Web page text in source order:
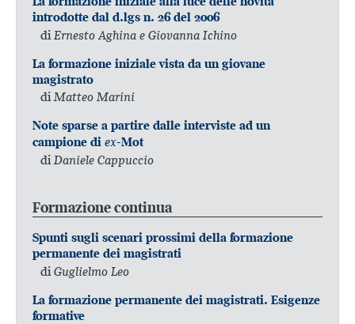
introdotte dal d.lgs n. 26 del 2006
di Ernesto Aghina e Giovanna Ichino
La formazione iniziale vista da un giovane
magistrato
diMatteo Marini
Note sparse a partire dalle interviste ad un
campione di ex-Mot
di Daniele Cappuccio
Formazione continua
Spunti sugli scenari prossimi della formazione
permanente dei magistrati
di Guglielmo Leo
La formazione permanente dei magistrati. Esigenze
formative